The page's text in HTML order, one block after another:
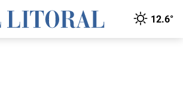
12.6°